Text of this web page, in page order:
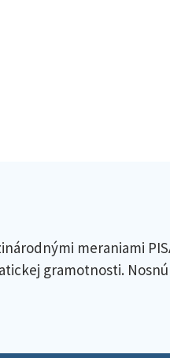
meraniami
gramotnosti.